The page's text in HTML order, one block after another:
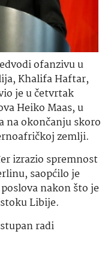
ofanzivu u
Khalifa Haftar,
je u četvrtak
Heiko Maas, u
na okončanju skoro
zemlji.
izrazio spremnost
saopćilo je
nakon što je
Libije.
radi